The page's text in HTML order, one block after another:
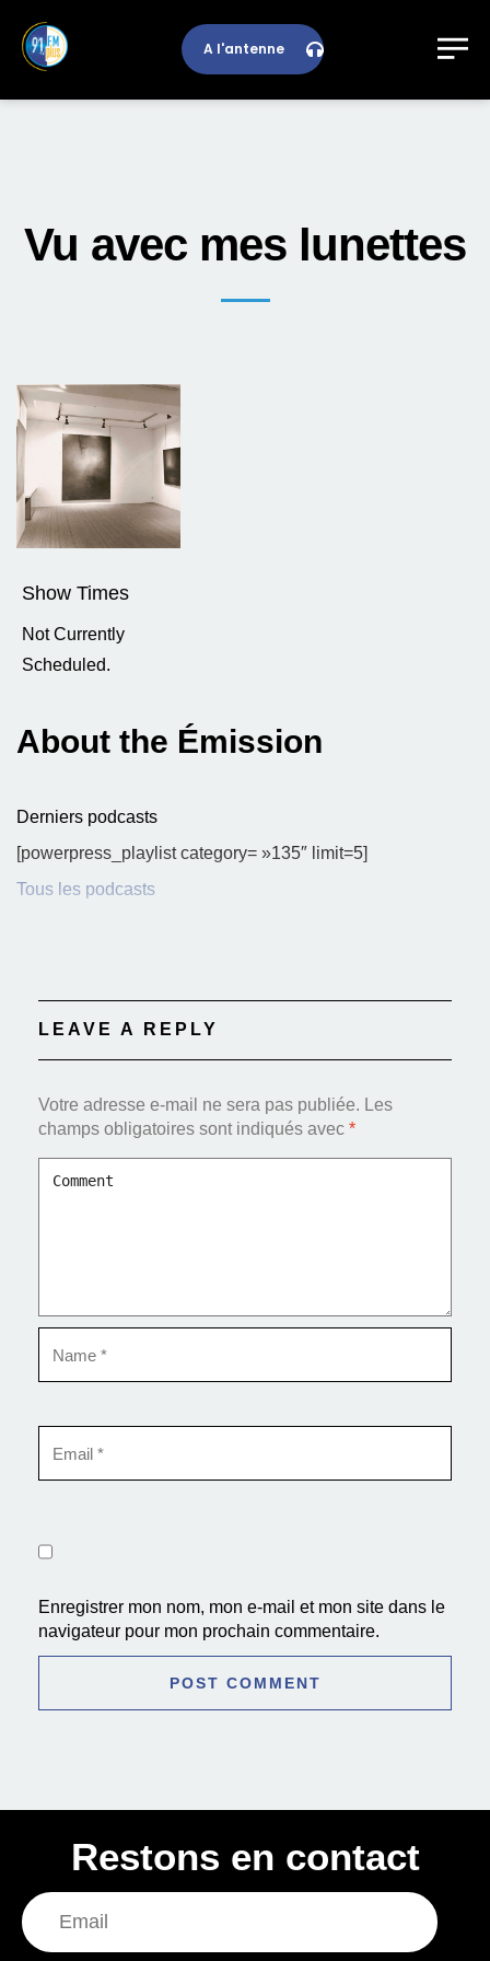
A l'antenne
Vu avec mes lunettes
Show Times
Not Currently
Scheduled.
About the Émission
Derniers podcasts
[powerpress_playlist category= »135″ limit=5]
Tous les podcasts
LEAVE A REPLY
Votre adresse e-mail ne sera pas publiée. Les
champs obligatoires sont indiqués avec *
Enregistrer mon nom, mon e-mail et mon site dans le
navigateur pour mon prochain commentaire.
Restons en contact